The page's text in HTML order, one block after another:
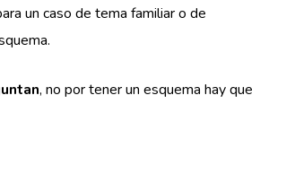
un caso de tema familiar o de
, no por tener un esquema hay que